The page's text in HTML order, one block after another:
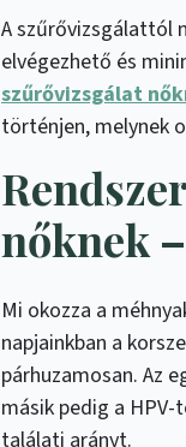
A szűrővizsgálattól
elvégezhető és
szűrővizsgálat
történjen, melynek
nőknek
Mi okozza a
napjainkban a
párhuzamosan. Az
másik pedig a
találati arányt.